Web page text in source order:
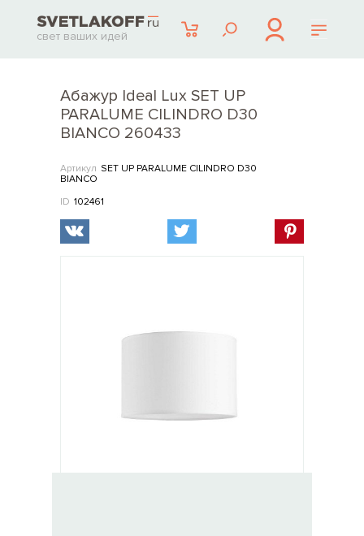
свет ваших идей
Абажур Ideal Lux SET UP
PARALUME CILINDRO D30
BIANCO 260433
Артикул SET UP PARALUME CILINDRO D30
BIANCO
ID 102461